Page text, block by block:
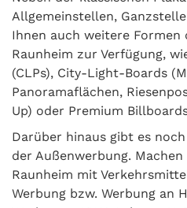
Allgemeinstellen,
Ihnen auch weitere Formen
Raunheim zur Verfügung,
(CLPs), City-Light-Boards
Panoramaflächen,
Up) oder Premium
Darüber hinaus gibt es
der Außenwerbung.
Raunheim mit
Werbung bzw. Werbung an